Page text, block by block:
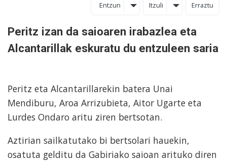
Entzun Itzuli Erraztu
Peritz izan da saioaren irabazlea eta
Alcantarillak eskuratu du entzuleen saria
Peritz eta Alcantarillarekin batera Unai
Mendiburu, Aroa Arrizubieta, Aitor Ugarte eta
Lurdes Ondaro aritu ziren bertsotan.
Aztirian sailkatutako bi bertsolari hauekin,
osatuta gelditu da Gabiriako saioan arituko diren